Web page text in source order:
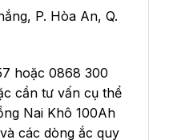
P. Hòa An, Q.
hoặc 0868 300
cần tư vấn cụ thể
Nai Khô 100Ah
các dòng ắc quy